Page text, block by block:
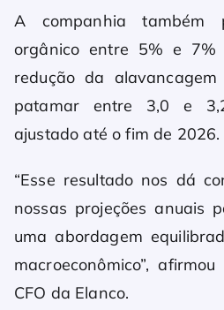
A companhia também
orgânico entre 5% e
redução da
patamar entre 3,0 e
ajustado até o fim de 2026.
“Esse resultado nos dá
nossas projeções anuais
uma abordagem
macroeconômico”, afirmou
CFO da Elanco.